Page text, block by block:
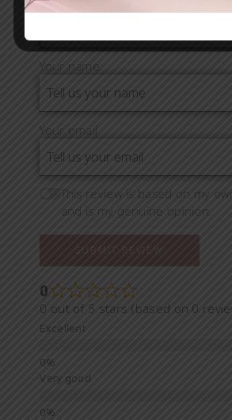
Your name
Your email
This review is based on my
and is my genuine opinion.
SUBMIT REVIEW
0
0 out of 5 stars (based on 0
Excellent
Very good